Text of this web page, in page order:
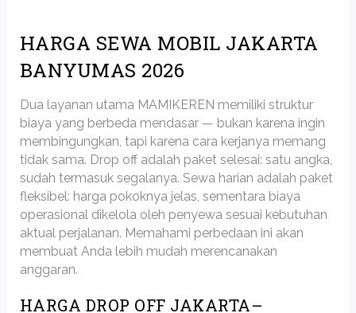
HARGA SEWA MOBIL JAKARTA
BANYUMAS 2026
Dua layanan utama MAMIKEREN memiliki struktur
biaya yang berbeda mendasar — bukan karena ingin
membingungkan, tapi karena cara kerjanya memang
tidak sama. Drop off adalah paket selesai: satu angka,
sudah termasuk segalanya. Sewa harian adalah paket
fleksibel: harga pokoknya jelas, sementara biaya
operasional dikelola oleh penyewa sesuai kebutuhan
aktual perjalanan. Memahami perbedaan ini akan
membuat Anda lebih mudah merencanakan
anggaran.
HARGA DROP OFF JAKARTA–